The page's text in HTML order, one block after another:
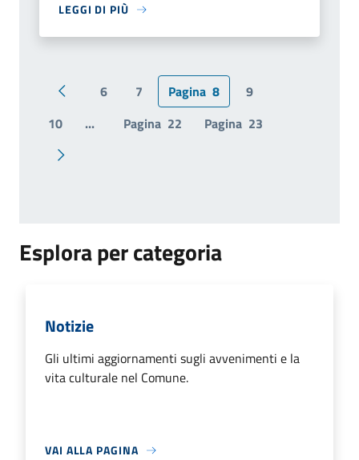
LEGGI DI PIÙ
Pagina precedente
6 7 Pagina 8
9
10
... Pagina 22 Pagina 23
Pagina successiva
Esplora per categoria
Notizie
Gli ultimi aggiornamenti sugli avvenimenti e la
vita culturale nel Comune.
VAI ALLA PAGINA